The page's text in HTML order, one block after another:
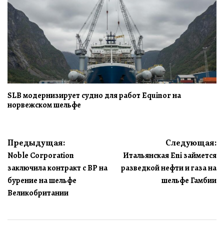
SLB модернизирует судно для работ Equinor на
норвежском шельфе
Навигация
по
записям
Предыдущая:
Noble Corporation
заключила контракт с BP на
бурение на шельфе
Великобритании
Следующая:
Итальянская Eni займется
разведкой нефти и газа на
шельфе Гамбии